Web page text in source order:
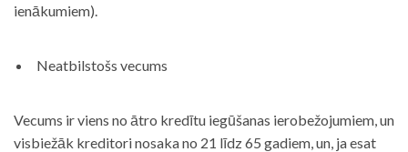
ienākumiem).
Neatbilstošs vecums
Vecums ir viens no ātro kredītu iegūšanas ierobežojumiem, un
visbiežāk kreditori nosaka no 21 līdz 65 gadiem, un, ja esat